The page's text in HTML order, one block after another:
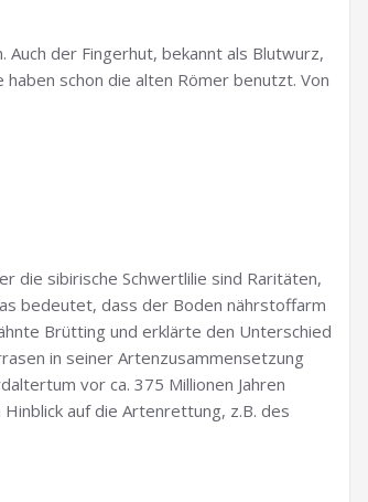
der Fingerhut, bekannt als Blutwurz,
schon die alten Römer benutzt. Von
die sibirische Schwertlilie sind Raritäten,
bedeutet, dass der Boden nährstoffarm
Brütting und erklärte den Unterschied
in seiner Artenzusammensetzung
vor ca. 375 Millionen Jahren
auf die Artenrettung, z.B. des